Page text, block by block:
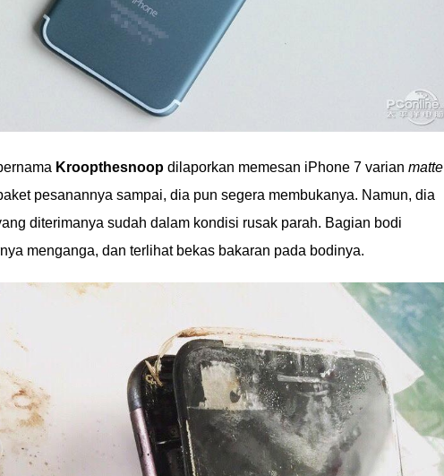
Kroopthesnoop dilaporkan memesan iPhone 7 varian matte
pesanannya sampai, dia pun segera membukanya. Namun, dia
diterimanya sudah dalam kondisi rusak parah. Bagian bodi
menganga, dan terlihat bekas bakaran pada bodinya.